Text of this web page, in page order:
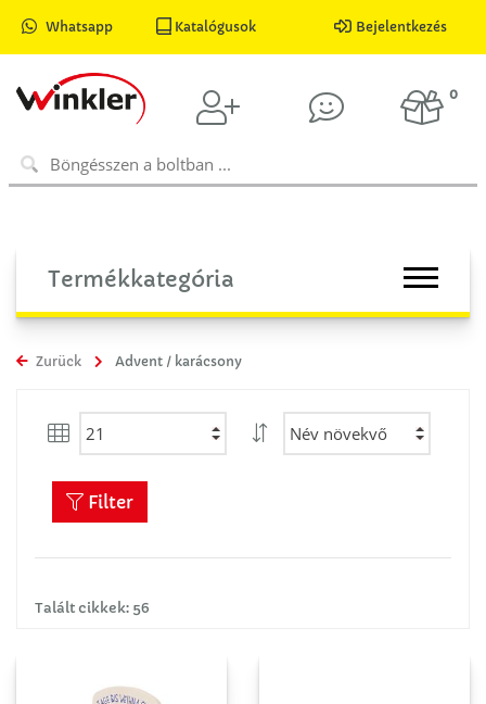
Whatsapp Katalógusok Bejelentkezés
0
Termékkategória
Zurück Advent / karácsony
Talált cikkek: 56
Filter